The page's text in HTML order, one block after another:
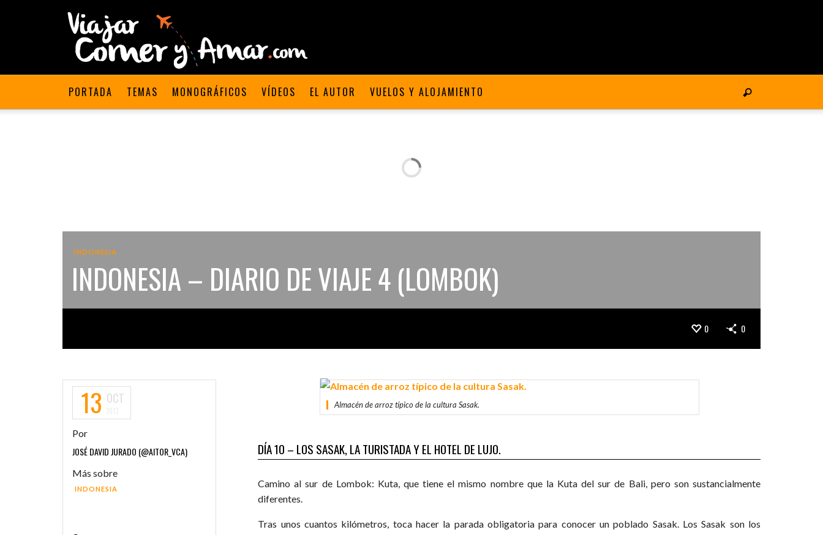
PORTADA TEMAS MONOGRÁFICOS VÍDEOS EL AUTOR VUELOS Y ALOJAMIENTO
INDONESIA
INDONESIA – DIARIO DE VIAJE 4 (LOMBOK)
0 0
Almacén de arroz típico de la cultura Sasak.
DÍA 10 – LOS SASAK, LA TURISTADA Y EL HOTEL DE LUJO.
Camino al sur de Lombok: Kuta, que tiene el mismo nombre que la Kuta del sur de Bali, pero son sustancialmente
diferentes.
Tras unos cuantos kilómetros, toca hacer la parada obligatoria para conocer un poblado Sasak. Los Sasak son los
13 OCT
Por
JOSÉ DAVID JURADO (@AITOR_VCA)
Más sobre
INDONESIA